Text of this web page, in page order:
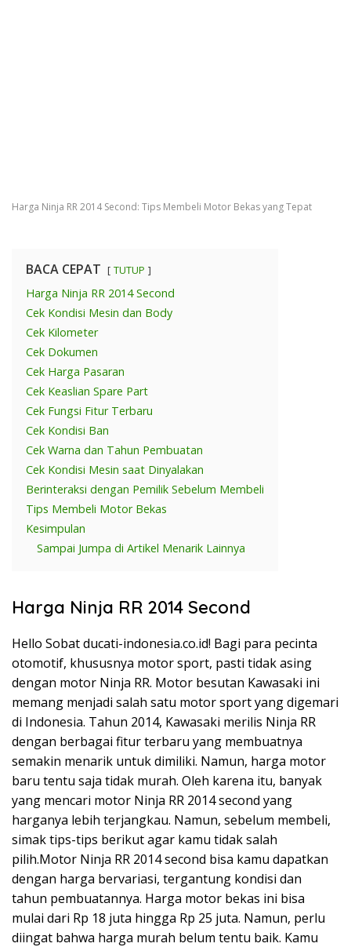
Harga Ninja RR 2014 Second: Tips Membeli Motor Bekas yang Tepat
BACA CEPAT TUTUP
Harga Ninja RR 2014 Second
Cek Kondisi Mesin dan Body
Cek Kilometer
Cek Dokumen
Cek Harga Pasaran
Cek Keaslian Spare Part
Cek Fungsi Fitur Terbaru
Cek Kondisi Ban
Cek Warna dan Tahun Pembuatan
Cek Kondisi Mesin saat Dinyalakan
Berinteraksi dengan Pemilik Sebelum Membeli
Tips Membeli Motor Bekas
Kesimpulan
Sampai Jumpa di Artikel Menarik Lainnya
Harga Ninja RR 2014 Second
Hello Sobat ducati-indonesia.co.id! Bagi para pecinta
otomotif, khususnya motor sport, pasti tidak asing
dengan motor Ninja RR. Motor besutan Kawasaki ini
memang menjadi salah satu motor sport yang digemari
di Indonesia. Tahun 2014, Kawasaki merilis Ninja RR
dengan berbagai fitur terbaru yang membuatnya
semakin menarik untuk dimiliki. Namun, harga motor
baru tentu saja tidak murah. Oleh karena itu, banyak
yang mencari motor Ninja RR 2014 second yang
harganya lebih terjangkau. Namun, sebelum membeli,
simak tips-tips berikut agar kamu tidak salah
pilih.Motor Ninja RR 2014 second bisa kamu dapatkan
dengan harga bervariasi, tergantung kondisi dan
tahun pembuatannya. Harga motor bekas ini bisa
mulai dari Rp 18 juta hingga Rp 25 juta. Namun, perlu
diingat bahwa harga murah belum tentu baik. Kamu